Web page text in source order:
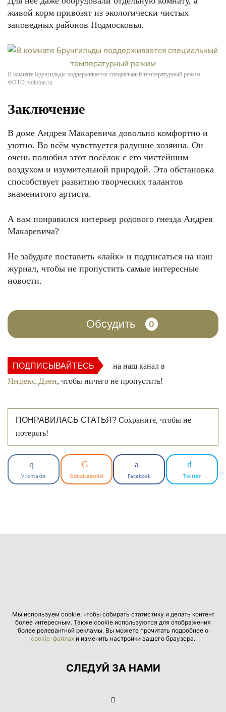
живой корм привозят из экологически чистых
заповедных районов Подмосковья.
В комнате Брунгильды поддерживается специальный температурный режим
ФОТО: voloton.ru
Заключение
В доме Андрея Макаревича довольно комфортно и
уютно. Во всём чувствуется радушие хозяина. Он
очень полюбил этот посёлок с его чистейшим
воздухом и изумительной природой. Эта обстановка
способствует развитию творческих талантов
знаменитого артиста.
А вам понравился интерьер родового гнезда Андрея
Макаревича?
Не забудьте поставить «лайк» и подписаться на наш
журнал, чтобы не пропустить самые интересные
новости.
Обсудить 0
ПОДПИСЫВАЙТЕСЬ на наш канал в
Яндекс.Дзен, чтобы ничего не пропустить!
ПОНРАВИЛАСЬ СТАТЬЯ? Сохраните, чтобы не
потерять!
VKontakte Odnoklassniki Facebook Twitter
Мы используем cookie, чтобы собирать статистику и делать контент
более интересным. Также cookie используются для отображения
более релевантной рекламы. Вы можете прочитать подробнее о
cookie-файлах и изменить настройки вашего браузера.
СЛЕДУЙ ЗА НАМИ